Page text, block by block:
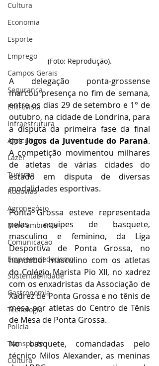
Cultura
Economia
Esporte
Emprego
Campos Gerais
Segurança
Entrevista
Infraestrutura
Agricultura
Lazer
Turismo
Rodovias
Agronegócio
Meio ambiente
Comunicação
Empreendedorismo
Sustentabilidade
Gastronomia
Tecnologia
Polícia
Transporte
Cultura
(Foto: Reprodução).
A delegação ponta-grossense
marcou presença no fim de semana,
entre os dias 29 de setembro e 1° de
outubro, na cidade de Londrina, para
a disputa da primeira fase da final
dos Jogos da Juventude do Paraná.
A competição movimentou milhares
de atletas de várias cidades do
estado em disputa de diversas
modalidades esportivas.
Ponta Grossa esteve representada
pelas equipes de basquete,
masculino e feminino, da Liga
Desportiva de Ponta Grossa, no
handebol masculino com os atletas
do Colégio Marista Pio XII, no xadrez
com os enxadristas da Associação de
Xadrez de Ponta Grossa e no tênis de
mesa por atletas do Centro de Tênis
de Mesa de Ponta Grossa.
No basquete, comandadas pelo
técnico Milos Alexander, as meninas